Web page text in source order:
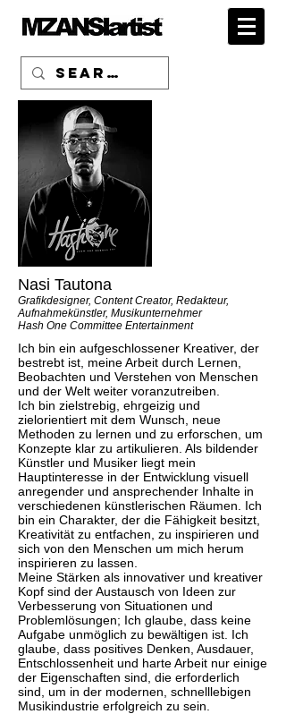
Nasi Tautona
Grafikdesigner, Content Creator, Redakteur,
Aufnahmekünstler, Musikunternehmer
Hash One Committee Entertainment
Ich bin ein aufgeschlossener Kreativer, der
bestrebt ist, meine Arbeit durch Lernen,
Beobachten und Verstehen von Menschen
und der Welt weiter voranzutreiben.
Ich bin zielstrebig, ehrgeizig und
zielorientiert mit dem Wunsch, neue
Methoden zu lernen und zu erforschen, um
Konzepte klar zu artikulieren. Als bildender
Künstler und Musiker liegt mein
Hauptinteresse in der Entwicklung visuell
anregender und ansprechender Inhalte in
verschiedenen künstlerischen Räumen. Ich
bin ein Charakter, der die Fähigkeit besitzt,
Kreativität zu entfachen, zu inspirieren und
sich von den Menschen um mich herum
inspirieren zu lassen.
Meine Stärken als innovativer und kreativer
Kopf sind der Austausch von Ideen zur
Verbesserung von Situationen und
Problemlösungen; Ich glaube, dass keine
Aufgabe unmöglich zu bewältigen ist. Ich
glaube, dass positives Denken, Ausdauer,
Entschlossenheit und harte Arbeit nur einige
der Eigenschaften sind, die erforderlich
sind, um in der modernen, schnelllebigen
Musikindustrie erfolgreich zu sein.